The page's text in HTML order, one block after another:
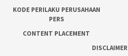
KODE PERILAKU PERUSAHAAN
PERS
CONTENT PLACEMENT
DISCLAIMER